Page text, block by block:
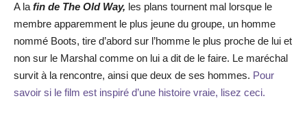
A la fin de The Old Way, les plans tournent mal lorsque le
membre apparemment le plus jeune du groupe, un homme
nommé Boots, tire d’abord sur l’homme le plus proche de lui et
non sur le Marshal comme on lui a dit de le faire. Le maréchal
survit à la rencontre, ainsi que deux de ses hommes. Pour
savoir si le film est inspiré d’une histoire vraie, lisez ceci.